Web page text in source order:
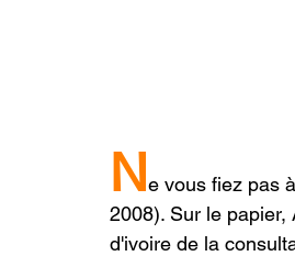
Ne vous fiez pas
2008). Sur le
d'ivoire de la